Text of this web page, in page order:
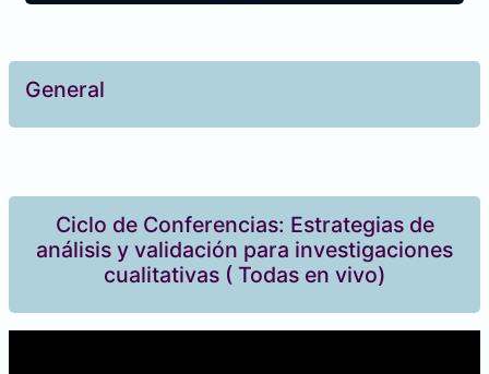
Topic outline
General
Ciclo de Conferencias: Estrategias de
análisis y validación para investigaciones
cualitativas ( Todas en vivo)